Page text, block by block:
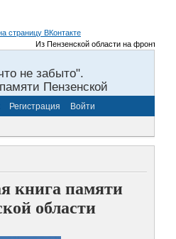
Из Пензенской области на фронты
не забыто".
Пензенской
Регистрация Войти
книга памяти
области